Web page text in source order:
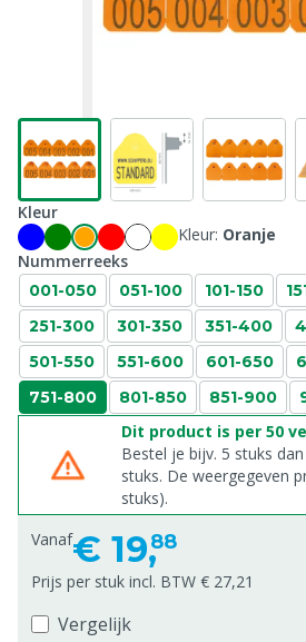
Kleur
Kleur: Oranje
Nummerreeks
001-050 051-100 101-150
251-300
301-350 351-400
501-550
551-600 601-650
751-800
801-850 851-900
Dit product is per 50
Bestel je bijv. 5 stuks
stuks. De weergegeven
stuks).
Vanaf€ 19,88
Prijs per stuk incl. BTW € 27,21
Vergelijk